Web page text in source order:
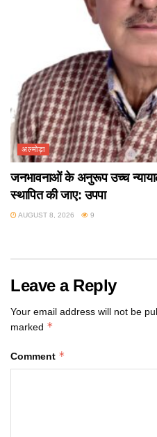
अल्मोड़ा
जनभावनाओं के अनुरूप उच्च
स्थापित की जाए: उपपा
AUGUST 8, 2026 9
Leave a Reply
Your email address will not be
marked *
Comment *